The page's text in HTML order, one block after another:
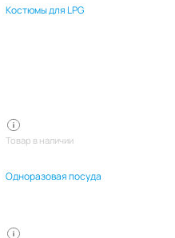
Костюмы для LPG
Товар в наличии
Одноразовая посуда